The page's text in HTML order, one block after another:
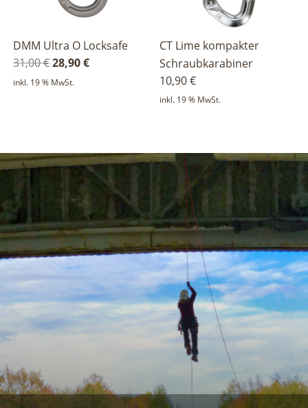
DMM Ultra O Locksafe
31,00€Ursprünglicher
Preis
28,90€Aktueller
inkl. 19 % MwSt.
CT Lime kompakter
Schraubkarabiner
10,90€
inkl. 19 % MwSt.